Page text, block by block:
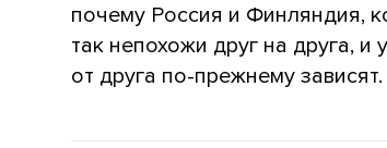
почему Россия и Финляндия,
так непохожи друг на друга, и
от друга по-прежнему зависят.